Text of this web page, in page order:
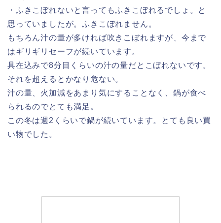
・ふきこぼれないと言ってもふきこぼれるでしょ。と
思っていましたが。ふきこぼれません。
もちろん汁の量が多ければ吹きこぼれますが、今まで
はギリギリセーフが続いています。
具在込みで8分目くらいの汁の量だとこぼれないです。
それを超えるとかなり危ない。
汁の量、火加減をあまり気にすることなく、鍋が食べ
られるのでとても満足。
この冬は週2くらいで鍋が続いています。とても良い買
い物でした。